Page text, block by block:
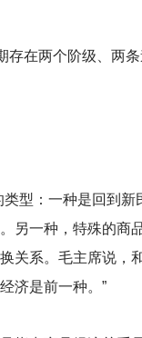
存在两个阶级、两
类型：一种是回到
另一种，特殊的
关系。毛主席说
济是前一种。”